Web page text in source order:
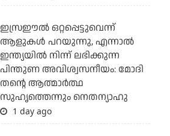
ഇസ്രഈല്‍ ഒറ്റപ്പെട്ടുവെന്ന്
ആളുകള്‍ പറയുന്നു, എന്നാല്‍
ഇന്ത്യയില്‍ നിന്ന് ലഭിക്കുന്ന
പിന്തുണ അവിശ്വസനീയം: മോദി
തന്റെ ആത്മാര്‍ത്ഥ
സുഹൃത്തെന്നും നെതന്യാഹു
1 day ago